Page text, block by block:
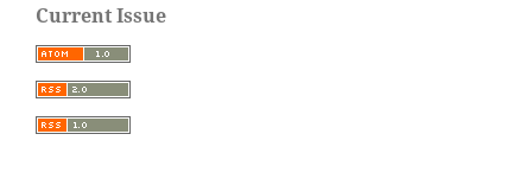
Current Issue